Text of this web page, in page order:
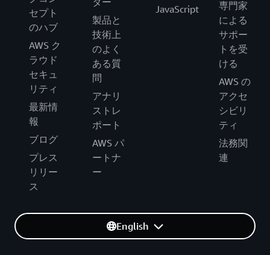
セプト
のハブ
AWS ク
ラウド
セキュ
リティ
最新情
報
ブログ
プレス
リリー
ス
製品と
技術上
のよく
ある質
問
アナリ
ストレ
ポート
AWS パ
ートナ
ー
JavaScript
専門家
による
サポー
トを受
ける
AWS の
アクセ
シビリ
ティ
法務関
連
English